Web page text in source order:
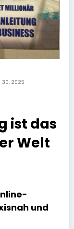
30, 2025
ist das
Welt
und